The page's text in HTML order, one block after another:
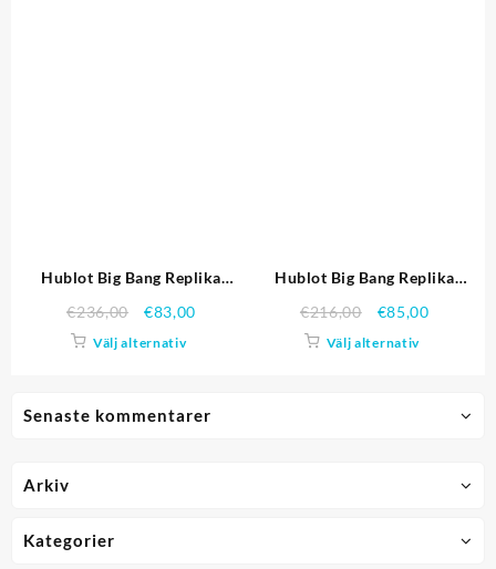
Senaste kommentarer
Hublot Big Bang Replika
€236,00 €83,00
Välj alternativ
Hublot Big Bang Replika
€216,00 €85,00
Välj alternativ
Arkiv
Kategorier